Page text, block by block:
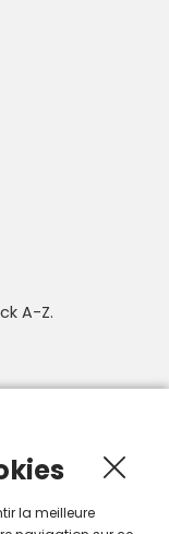
A-Z.
par e-mail.
la meilleure